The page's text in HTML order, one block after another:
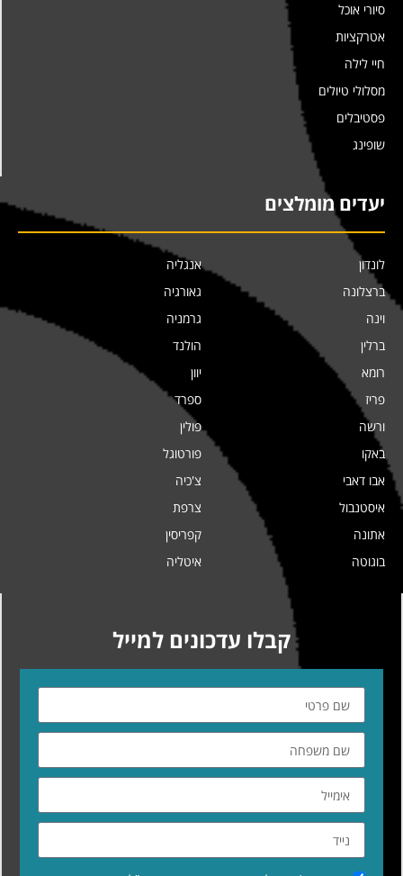
סיורי אוכל
אטרקציות
חיי לילה
מסלולי טיולים
פסטיבלים
שופינג
יעדים מומלצים
לונדון
ברצלונה
וינה
ברלין
רומא
פריז
ורשה
באקו
אבו דאבי
איסטנבול
אתונה
בוגוטה
אנגליה
גאורגיה
גרמניה
הולנד
יוון
ספרד
פולין
פורטוגל
צ'כיה
צרפת
קפריסין
איטליה
קבלו עדכונים למייל